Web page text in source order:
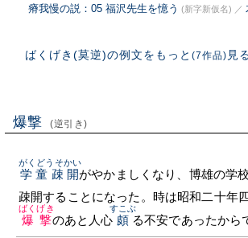
瘠我慢の説：05 福沢先生を憶う (新字新仮名) ／
ばくげき(莫逆)の例文をもっと (7作品) 見
爆撃 (逆引き)
学童疎開
がくどうそかい
がやかましくなり、博雄の学
疎開することになった。時は昭和二十年
爆撃
ばくげき
のあと人心 頗
すこぶ
る不安であったから